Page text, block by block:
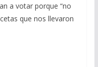
a votar porque “no
que nos llevaron